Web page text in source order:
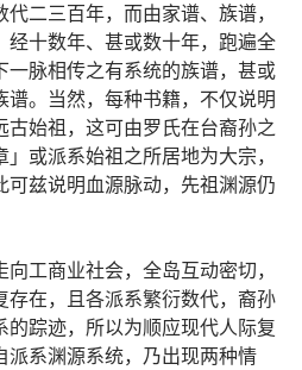
二三百年，而由家谱、族谱，
经十数年、甚或数十年，跑遍全
一脉相传之有系统的族谱，甚或
。当然，每种书籍，不仅说明
始祖，这可由罗氏在台裔孙之
或派系始祖之所居地为大宗，
兹说明血源脉动，先祖渊源仍
工商业社会，全岛互动密切，
存在，且各派系繁衍数代，裔孙
的踪迹，所以为顺应现代人际复
派系渊源系统，乃出现两种情